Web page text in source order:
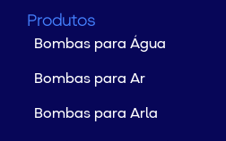
Produtos
Bombas para Água
Bombas para Ar
Bombas para Arla